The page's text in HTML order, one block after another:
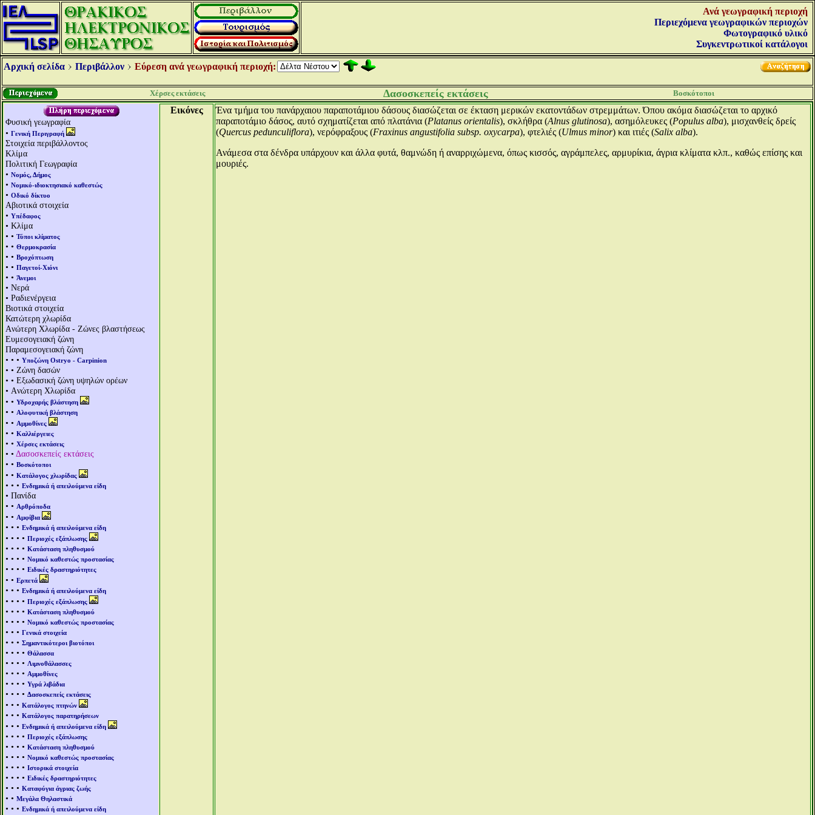
Ανά γεωγραφική περιοχή
Περιεχόμενα γεωγραφικών περιοχών
Φωτογραφικό υλικό
Συγκεντρωτικοί κατάλογοι
Αρχική σελίδα Περιβάλλον Εύρεση ανά γεωγραφική περιοχή:
Χέρσες εκτάσεις Δασοσκεπείς εκτάσεις Βοσκότοποι
Φυσική γεωγραφία
• Γενική Περιγραφή
Στοιχεία περιβάλλοντος
Κλίμα
Πολιτική Γεωγραφία
• Νομός, Δήμος
• Νομικό-ιδιοκτησιακό καθεστώς
• Οδικό δίκτυο
Αβιοτικά στοιχεία
• Υπέδαφος
• Κλίμα
• • Τύποι κλίματος
• • Θερμοκρασία
• • Βροχόπτωση
• • Παγετοί-Χιόνι
• • Άνεμοι
• Νερά
• Ραδιενέργεια
Βιοτικά στοιχεία
Κατώτερη χλωρίδα
Aνώτερη Χλωρίδα - Ζώνες βλαστήσεως
Ευμεσογειακή ζώνη
Παραμεσογειακή ζώνη
• • • Υποζώνη Ostryo - Carpinion
• • Ζώνη δασών
• • Εξωδασική ζώνη υψηλών ορέων
• Aνώτερη Χλωρίδα
• • Υδροχαρής βλάστηση
• • Αλοφυτική βλάστηση
• • Αμμοθίνες
• • Καλλιέργειες
• • Χέρσες εκτάσεις
• • Δασοσκεπείς εκτάσεις
• • Βοσκότοποι
• • Κατάλογος χλωρίδας
• • • Ενδημικά ή απειλούμενα είδη
• Πανίδα
• • Αρθρόποδα
• • Αμφίβια
• • • Ενδημικά ή απειλούμενα είδη
• • • • Περιοχές εξάπλωσης
• • • • Κατάσταση πληθυσμού
• • • • Νομικό καθεστώς προστασίας
• • • • Ειδικές δραστηριότητες
• • Ερπετά
• • • Ενδημικά ή απειλούμενα είδη
• • • • Περιοχές εξάπλωσης
• • • • Κατάσταση πληθυσμού
• • • • Νομικό καθεστώς προστασίας
• • • Γενικά στοιχεία
• • • Σημαντικότεροι βιοτόποι
• • • • Θάλασσα
• • • • Λιμνοθάλασσες
• • • • Αμμοθίνες
• • • • Υγρά λιβάδια
• • • • Δασοσκεπείς εκτάσεις
• • • Κατάλογος πτηνών
• • • Κατάλογος παρατηρήσεων
• • • Ενδημικά ή απειλούμενα είδη
• • • • Περιοχές εξάπλωσης
• • • • Κατάσταση πληθυσμού
• • • • Νομικό καθεστώς προστασίας
• • • • Ιστορικά στοιχεία
• • • • Ειδικές δραστηριότητες
• • • Καταφύγια άγριας ζωής
• • Μεγάλα Θηλαστικά
• • • Ενδημικά ή απειλούμενα είδη
Εικόνες
Ένα τμήμα του πανάρχαιου παραποτάμιου δάσους διασώζεται σε έκταση μερικών εκατοντάδων στρεμμάτων. Όπου ακόμα διασώζεται το αρχικό
παραποτάμιο δάσος, αυτό σχηματίζεται από πλατάνια (Platanus orientalis), σκλήθρα (Alnus glutinosa), ασημόλευκες (Populus alba), μισχανθείς δρείς
(Quercus pedunculiflora), νερόφραξους (Fraxinus angustifolia subsp. oxycarpa), φτελιές (Ulmus minor) και ιτιές (Salix alba).
Ανάμεσα στα δένδρα υπάρχουν και άλλα φυτά, θαμνώδη ή αναρριχώμενα, όπως κισσός, αγράμπελες, αρμυρίκια, άγρια κλίματα κλπ., καθώς επίσης και
μουριές.